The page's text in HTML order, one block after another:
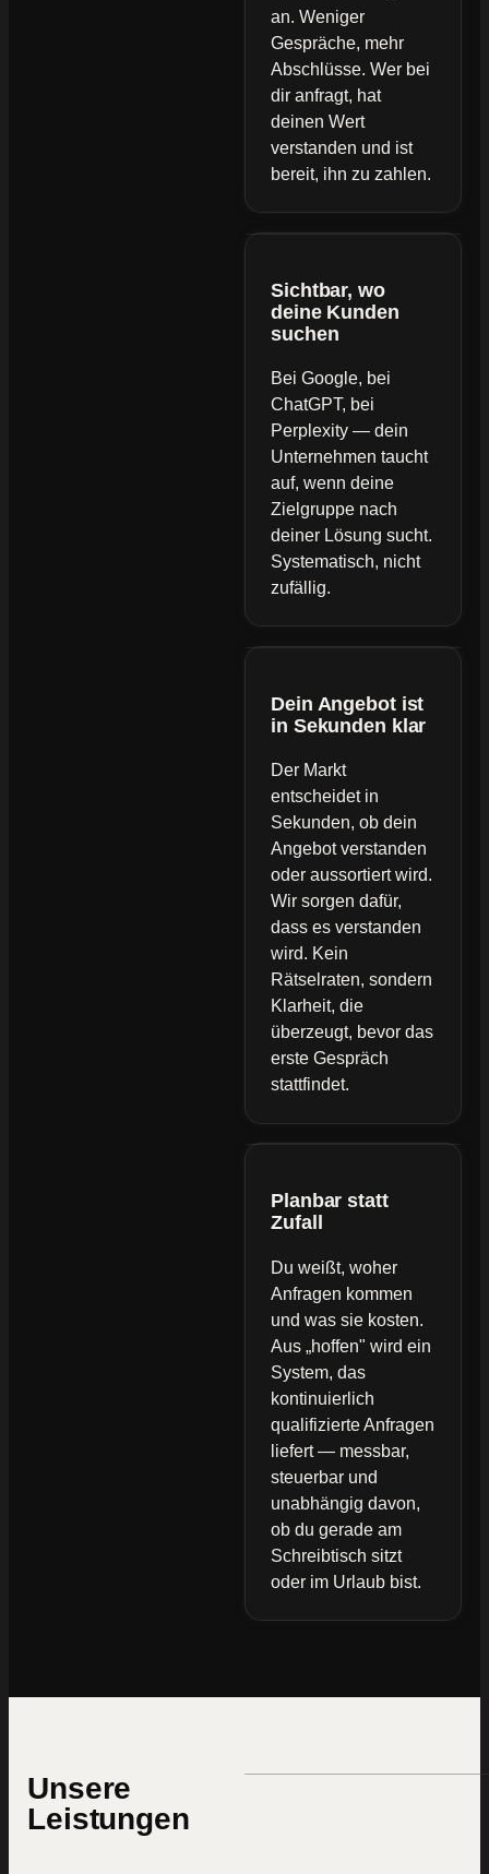
an. Weniger
Gespräche, mehr
Abschlüsse. Wer bei
dir anfragt, hat
deinen Wert
verstanden und ist
bereit, ihn zu zahlen.
Sichtbar, wo
deine Kunden
suchen
Bei Google, bei
ChatGPT, bei
Perplexity — dein
Unternehmen taucht
auf, wenn deine
Zielgruppe nach
deiner Lösung sucht.
Systematisch, nicht
zufällig.
Dein Angebot ist
in Sekunden klar
Der Markt
entscheidet in
Sekunden, ob dein
Angebot verstanden
oder aussortiert wird.
Wir sorgen dafür,
dass es verstanden
wird. Kein
Rätselraten, sondern
Klarheit, die
überzeugt, bevor das
erste Gespräch
stattfindet.
Planbar statt
Zufall
Du weißt, woher
Anfragen kommen
und was sie kosten.
Aus „hoffen" wird ein
System, das
kontinuierlich
qualifizierte Anfragen
liefert — messbar,
steuerbar und
unabhängig davon,
ob du gerade am
Schreibtisch sitzt
oder im Urlaub bist.
Unsere
Leistungen